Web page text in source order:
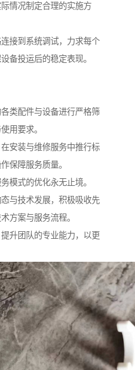
情况制定合理的实施方
接到系统调试，力求每个
备投运后的稳定表现。
类配件与设备进行严格筛
用要求。
安装与维修服务中推行标
保障服务质量。
模式的优化永无止境。
与技术发展，积极吸收先
方案与服务流程。
升团队的专业能力，以更